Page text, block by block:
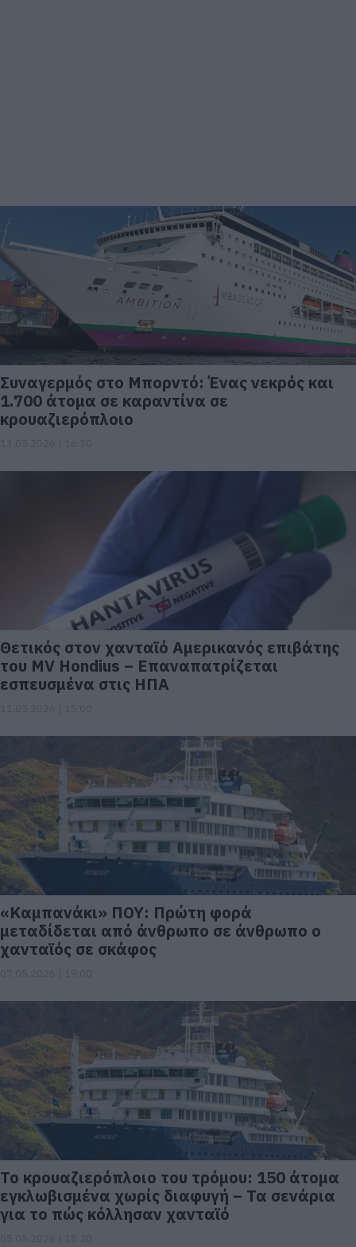
Συναγερμός στο Μπορντό: Ένας νεκρός και
1.700 άτομα σε καραντίνα σε
κρουαζιερόπλοιο
Θετικός στον χανταϊό Αμερικανός επιβάτης
του MV Hondius – Eπαναπατρίζεται
εσπευσμένα στις ΗΠΑ
«Καμπανάκι» ΠΟΥ: Πρώτη φορά
μεταδίδεται από άνθρωπο σε άνθρωπο ο
χανταϊός σε σκάφος
Το κρουαζιερόπλοιο του τρόμου: 150 άτομα
εγκλωβισμένα χωρίς διαφυγή – Τα σενάρια
για το πώς κόλλησαν χανταϊό